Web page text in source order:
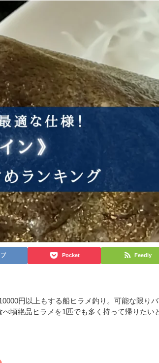
Pocket Feedly
円以上もする船ヒラメ釣り。可能な限りバ
頃絶品ヒラメを1匹でも多く持って帰りたい